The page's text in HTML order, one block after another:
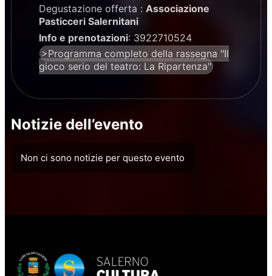
Degustazione offerta : Associazione
Pasticceri Salernitani
Info e prenotazioni: 3922710524
>Programma completo della rassegna "Il
gioco serio del teatro: La Ripartenza"
Notizie dell’evento
Non ci sono notizie per questo evento